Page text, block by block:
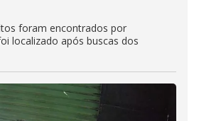
foram encontrados por
localizado após buscas dos